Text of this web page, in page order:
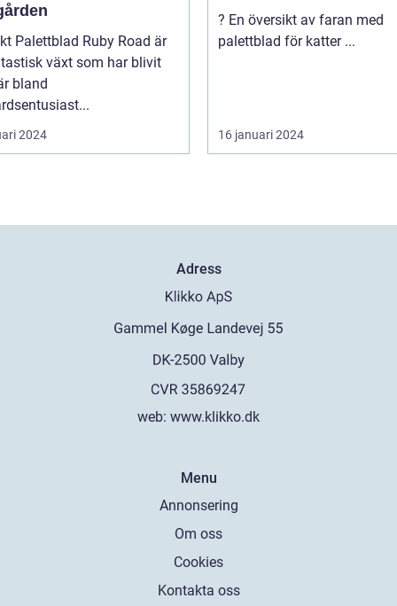
är
växt som har blivit
bland
2024
? En översikt av faran med
palettblad för katter ...
16 januari 2024
Adress
web: www.klikko.dk
Menu
Annonsering
Om oss
Cookies
Kontakta oss